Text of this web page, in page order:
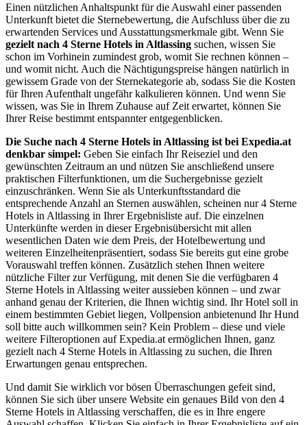
Einen nützlichen Anhaltspunkt für die Auswahl einer passenden
Unterkunft bietet die Sternebewertung, die Aufschluss über die zu
erwartenden Services und Ausstattungsmerkmale gibt. Wenn Sie
gezielt nach 4 Sterne Hotels in Altlassing suchen, wissen Sie
schon im Vorhinein zumindest grob, womit Sie rechnen können –
und womit nicht. Auch die Nächtigungspreise hängen natürlich in
gewissem Grade von der Sternekategorie ab, sodass Sie die Kosten
für Ihren Aufenthalt ungefähr kalkulieren können. Und wenn Sie
wissen, was Sie in Ihrem Zuhause auf Zeit erwartet, können Sie
Ihrer Reise bestimmt entspannter entgegenblicken.
Die Suche nach 4 Sterne Hotels in Altlassing ist bei Expedia.at
denkbar simpel: Geben Sie einfach Ihr Reiseziel und den
gewünschten Zeitraum an und nützen Sie anschließend unsere
praktischen Filterfunktionen, um die Suchergebnisse gezielt
einzuschränken. Wenn Sie als Unterkunftsstandard die
entsprechende Anzahl an Sternen auswählen, scheinen nur 4 Sterne
Hotels in Altlassing in Ihrer Ergebnisliste auf. Die einzelnen
Unterkünfte werden in dieser Ergebnisübersicht mit allen
wesentlichen Daten wie dem Preis, der Hotelbewertung und
weiteren Einzelheitenpräsentiert, sodass Sie bereits gut eine grobe
Vorauswahl treffen können. Zusätzlich stehen Ihnen weitere
nützliche Filter zur Verfügung, mit denen Sie die verfügbaren 4
Sterne Hotels in Altlassing weiter aussieben können – und zwar
anhand genau der Kriterien, die Ihnen wichtig sind. Ihr Hotel soll in
einem bestimmten Gebiet liegen, Vollpension anbietenund Ihr Hund
soll bitte auch willkommen sein? Kein Problem – diese und viele
weitere Filteroptionen auf Expedia.at ermöglichen Ihnen, ganz
gezielt nach 4 Sterne Hotels in Altlassing zu suchen, die Ihren
Erwartungen genau entsprechen.
Und damit Sie wirklich vor bösen Überraschungen gefeit sind,
können Sie sich über unsere Website ein genaues Bild von den 4
Sterne Hotels in Altlassing verschaffen, die es in Ihre engere